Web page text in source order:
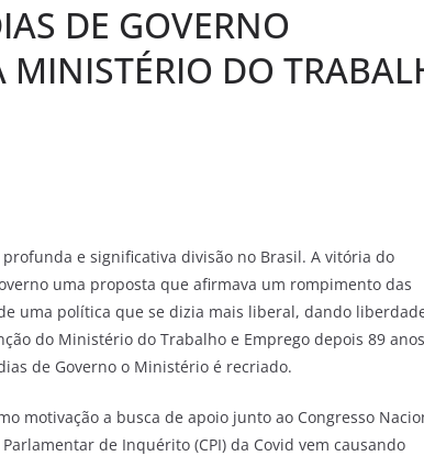
DE GOVERNO
MINISTÉRIO DO
e significativa divisão no Brasil. A vitória do
uma proposta que afirmava um rompimento das
uma política que se dizia mais liberal, dando
do Ministério do Trabalho e Emprego depois 89
de Governo o Ministério é recriado.
motivação a busca de apoio junto ao Congresso
de Inquérito (CPI) da Covid vem causando